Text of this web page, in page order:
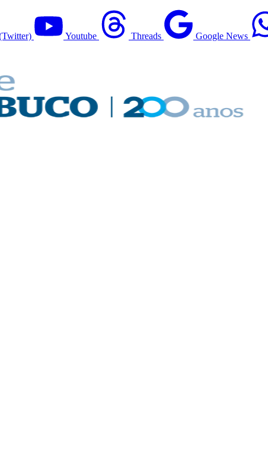
Youtube Threads Google News